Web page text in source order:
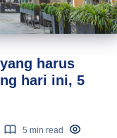
harus
hari ini, 5
5 min read